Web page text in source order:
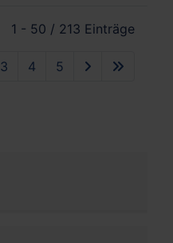
1 - 50 / 213 Einträge
3 4 5